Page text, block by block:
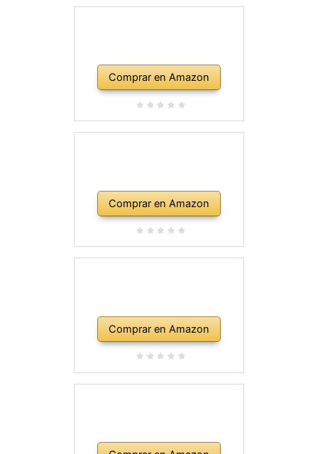
Comprar en Amazon
Comprar en Amazon
Comprar en Amazon